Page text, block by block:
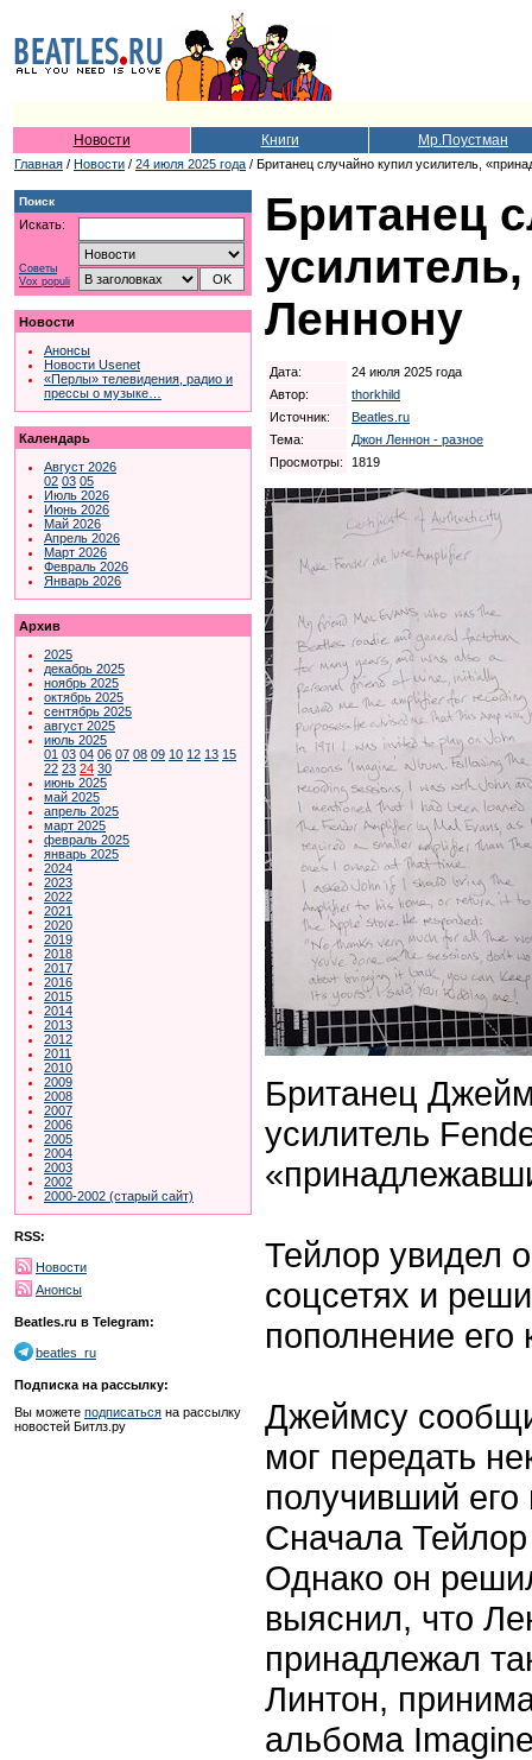
Новости Книги Мр.Поустман
Главная / Новости / 24 июля 2025 года / Британец случайно купил усилитель,
Поиск
Искать:
Советы
Vox populi
Новости
Анонсы
Новости Usenet
«Перлы» телевидения, радио и
прессы о музыке…
Календарь
Август 2026
02 03 05
Июль 2026
Июнь 2026
Май 2026
Апрель 2026
Март 2026
Февраль 2026
Январь 2026
Архив
2025
декабрь 2025
ноябрь 2025
октябрь 2025
сентябрь 2025
август 2025
июль 2025
01 03 04 06 07 08 09 10 12 13 15
22 23 24 30
июнь 2025
май 2025
апрель 2025
март 2025
февраль 2025
январь 2025
2024
2023
2022
2021
2020
2019
2018
2017
2016
2015
2014
2013
2012
2011
2010
2009
2008
2007
2006
2005
2004
2003
2002
2000-2002 (старый сайт)
RSS:
Новости
Анонсы
Beatles.ru в Telegram:
beatles_ru
Подписка на рассылку:
Вы можете подписаться на рассылку
новостей Битлз.ру
Британец
Леннону
Дата:
24 июля 2025 года
Автор:
thorkhild
Источник:
Beatles.ru
Тема:
Джон Леннон - разное
Просмотры:
1819
Британец
усилитель
Тейлор увидел
соцсетях и
пополнение
Джеймсу
мог передать
получивший
Сначала
Однако он
выяснил, что
принадлежал
Линтон,
альбома